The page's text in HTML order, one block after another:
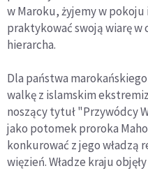
w Maroku, żyjemy w
praktykować swoją wiarę w
hierarcha.
Dla państwa
walkę z islamskim
noszący tytuł "Przywódcy
jako potomek proroka
konkurować z jego władzą
więzień. Władze kraju